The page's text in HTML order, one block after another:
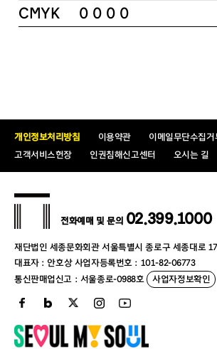
CMYK
0 0 0 0
개인정보처리방침 이용약관
이메일무단수집거
고객서비스헌장
인권침해신고센터 오시는 길
재단법인 세종문화회관 서울특별시 종로구 세종대로
대표자 : 안호상 사업자등록번호 : 101-82-06773
통신판매업신고 : 서울종로-0988호 사업자정보확인
전화예매 및 문의 02.399.1000